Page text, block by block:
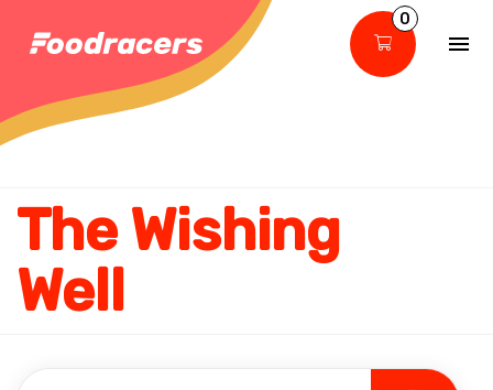
0
The Wishing
Well